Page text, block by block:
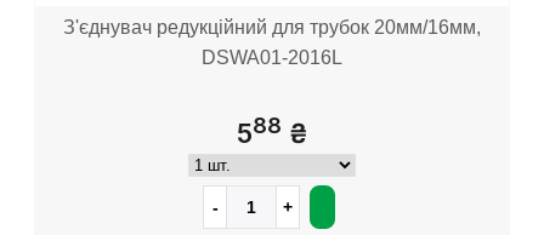
З'єднувач редукційний для трубок 20мм/16мм,
DSWA01-2016L
588 ₴